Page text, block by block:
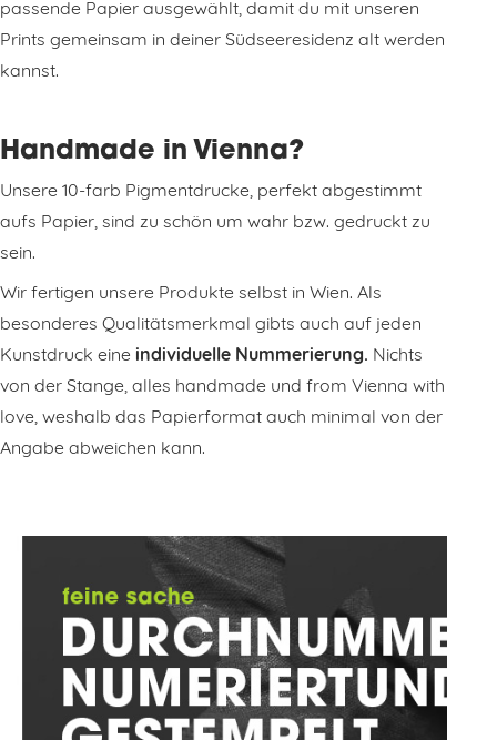
passende Papier ausgewählt, damit du mit unseren
Prints gemeinsam in deiner Südseeresidenz alt werden
kannst.
Handmade in Vienna?
Unsere 10-farb Pigmentdrucke, perfekt abgestimmt
aufs Papier, sind zu schön um wahr bzw. gedruckt zu
sein.
Wir fertigen unsere Produkte selbst in Wien. Als
besonderes Qualitätsmerkmal gibts auch auf jeden
Kunstdruck eine individuelle Nummerierung. Nichts
von der Stange, alles handmade und from Vienna with
love, weshalb das Papierformat auch minimal von der
Angabe abweichen kann.